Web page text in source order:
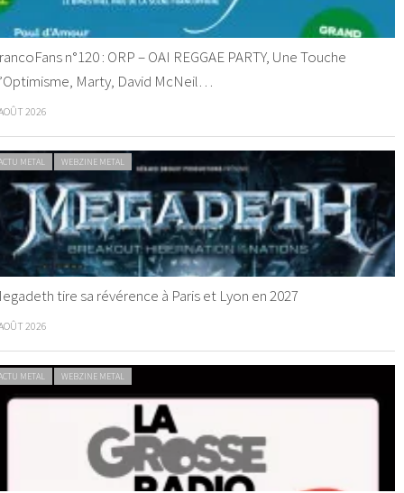
n°120 : ORP – OAI REGGAE PARTY, Une Touche
Marty, David McNeil…
2026
METAL WEBZINE METAL
tire sa révérence à Paris et Lyon en 2027
2026
METAL WEBZINE METAL